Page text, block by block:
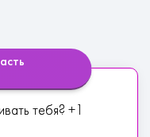
тебя? +1